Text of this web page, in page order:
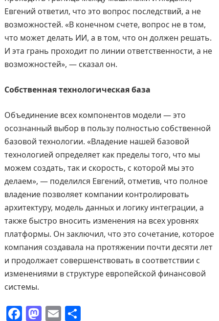
Евгений ответил, что это вопрос последствий, а не
возможностей. «В конечном счете, вопрос не в том,
что может делать ИИ, а в том, что он должен решать.
И эта грань проходит по линии ответственности, а не
возможностей», — сказал он.
Собственная технологическая база
Объединение всех компонентов модели — это
осознанный выбор в пользу полностью собственной
базовой технологии. «Владение нашей базовой
технологией определяет как пределы того, что мы
можем создать, так и скорость, с которой мы это
делаем», — поделился Евгений, отметив, что полное
владение позволяет компании контролировать
архитектуру, модель данных и логику интеграции, а
также быстро вносить изменения на всех уровнях
платформы. Он заключил, что это сочетание, которое
компания создавала на протяжении почти десяти лет
и продолжает совершенствовать в соответствии с
изменениями в структуре европейской финансовой
системы.
F M E О